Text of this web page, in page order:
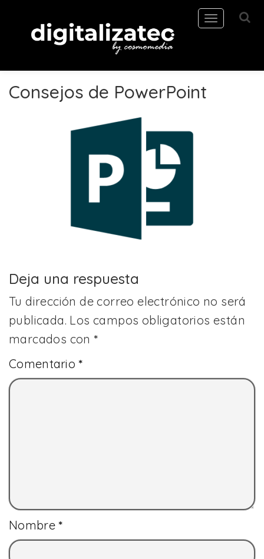
Toggle
navigation
Consejos de PowerPoint
Deja una respuesta
Tu dirección de correo electrónico no será
publicada. Los campos obligatorios están
marcados con*
Comentario*
Nombre*